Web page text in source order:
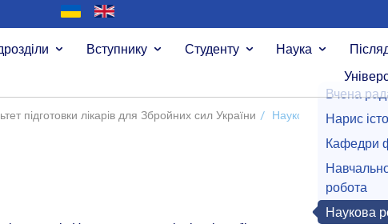
Вступнику Студенту Наука
підготовки лікарів для Збройних сил України / Наукова робота
Вчена
Нарис
Кафедри
робота
Наукова